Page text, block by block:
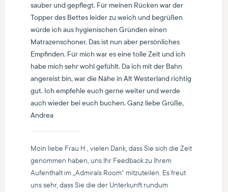
sauber und gepflegt. Für meinen Rücken war der
Topper des Bettes leider zu weich und begrüßen
würde ich aus hygienischen Gründen einen
Matrazenschoner. Das ist nun aber persönliches
Empfinden. Für mich war es eine tolle Zeit und ich
habe mich sehr wohl gefühlt. Da ich mit der Bahn
angereist bin, war die Nähe in Alt Westerland richtig
gut. Ich empfehle euch gerne weiter und werde
auch wieder bei euch buchen. Ganz liebe Grüße,
Andrea
Moin liebe Frau H., vielen Dank, dass Sie sich die Zeit
genommen haben, uns Ihr Feedback zu Ihrem
Aufenthalt im „Admirals Room“ mitzuteilen. Es freut
uns sehr, dass Sie die der Unterkunft rundum